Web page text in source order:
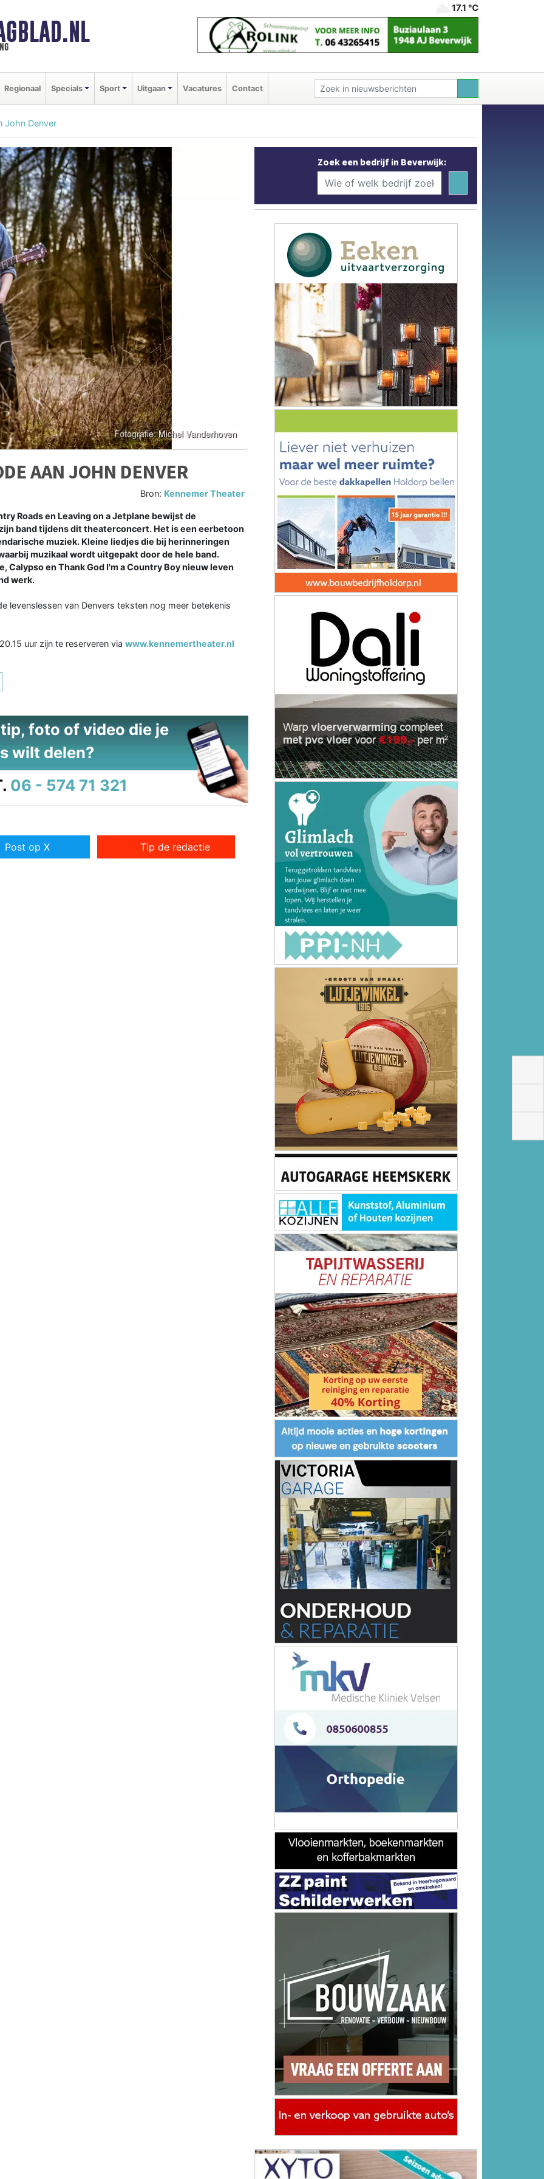
17.1 ℃
Regionaal Specials Sport Uitgaan Vacatures Contact
John Denver
AAN JOHN DENVER
Bron: Kennemer Theater
Roads en Leaving on a Jetplane bewijst de
band tijdens dit theaterconcert. Het is een eerbetoon
muziek. Kleine liedjes die bij herinneringen
muzikaal wordt uitgepakt door de hele band.
Calypso en Thank God I'm a Country Boy nieuw leven
werk.
levenslessen van Denvers teksten nog meer betekenis
uur zijn te reserveren via www.kennemertheater.nl
foto of video die je
wilt delen?
06 - 574 71 321
Post op X Tip de redactie
Zoek een bedrijf in Beverwijk: